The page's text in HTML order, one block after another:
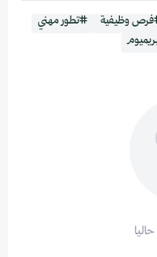
وظيفية
#تطور مهني